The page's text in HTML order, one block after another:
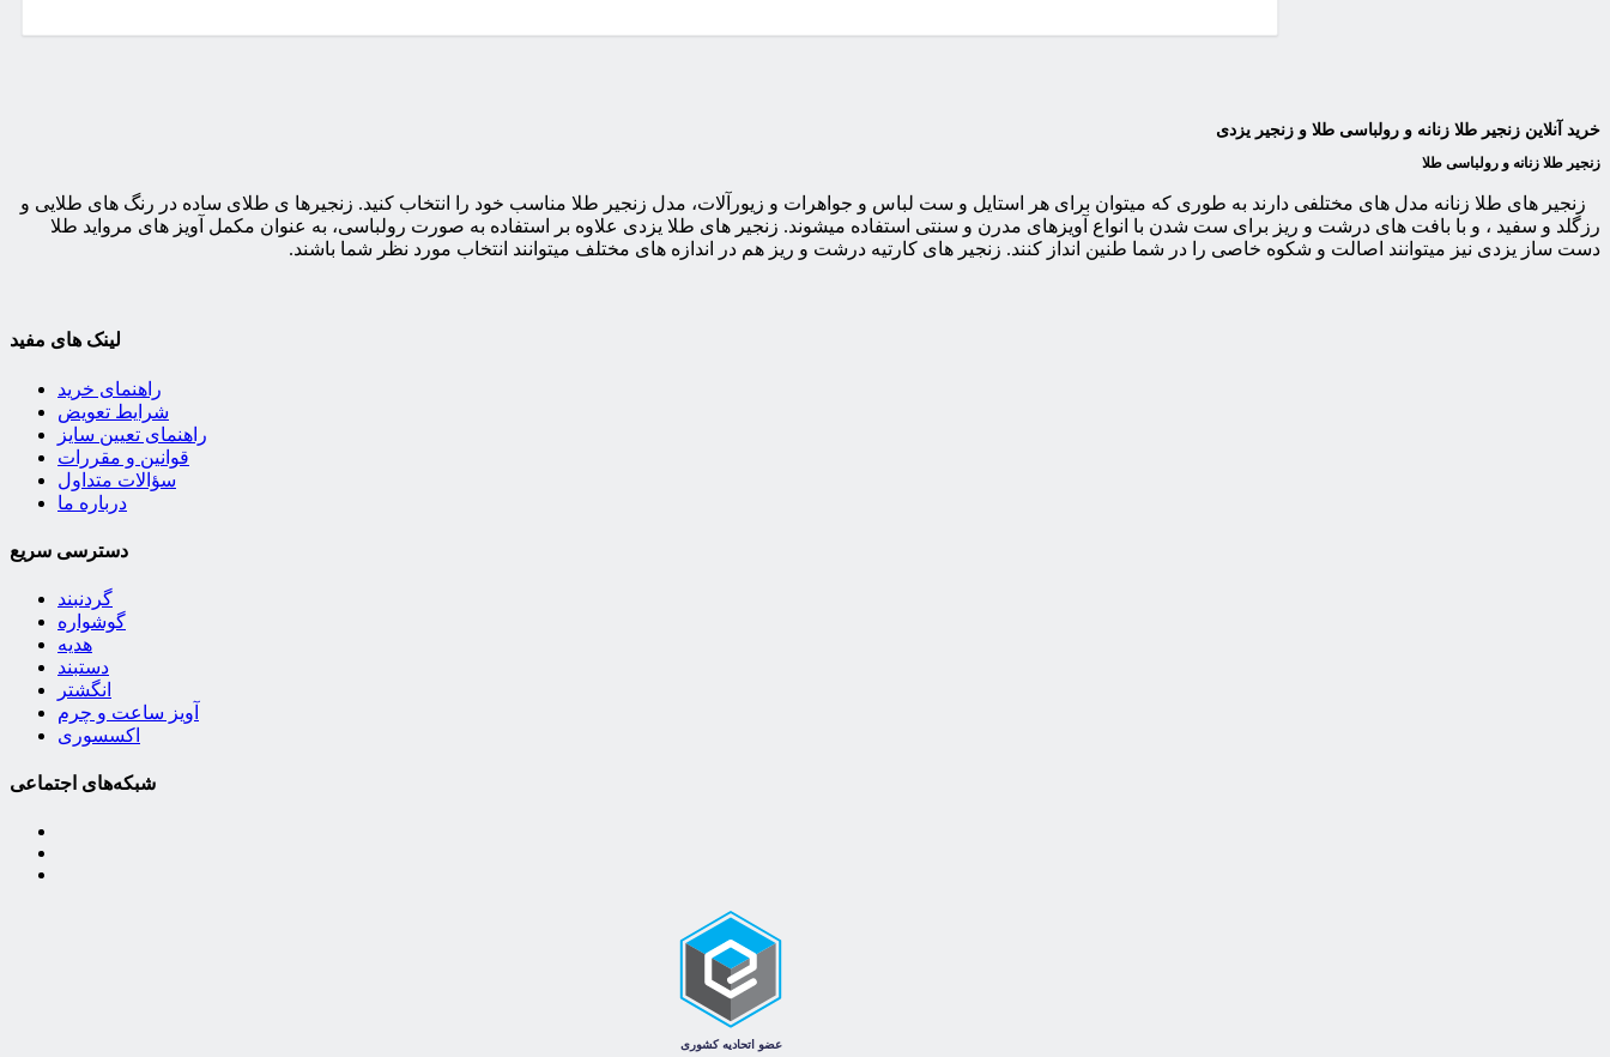
خرید آنلاین زنجیر طلا زنانه و رولباسی طلا و زنجیر یزدی
زنجیر طلا زنانه و رولباسی طلا
زنجیر های طلا زنانه مدل های مختلفی دارند به طوری که میتوان برای هر استایل و ست لباس و جواهرات و زیورآلات، مدل زنجیر طلا مناسب خود را انتخاب کنید. زنجیرها ی طلای ساده در رنگ های طلایی و
رزگلد و سفید ، و با بافت های درشت و ریز برای ست شدن با انواع آویزهای مدرن و سنتی استفاده میشوند. زنجیر های طلا یزدی علاوه بر استفاده به صورت رولباسی، به عنوان مکمل آویز های مرواید طلا
دست ساز یزدی نیز میتوانند اصالت و شکوه خاصی را در شما طنین انداز کنند. زنجیر های کارتیه درشت و ریز هم در اندازه های مختلف میتوانند انتخاب مورد نظر شما باشند.
لینک های مفید
راهنمای خرید
شرایط تعویض
راهنمای تعیین سایز
قوانین و مقررات
سؤالات متداول
درباره ما
دسترسی سریع
گردنبند
گوشواره
هدیه
دستبند
انگشتر
آویز ساعت و چرم
اکسسوری
شبکه‌های اجتماعی